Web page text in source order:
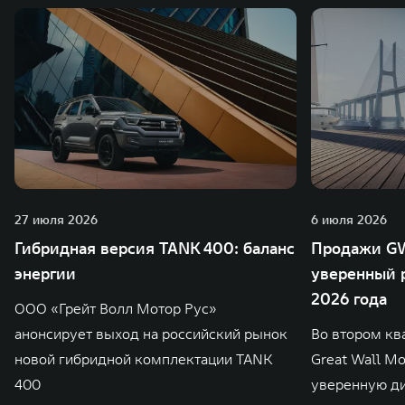
27 июля 2026
Гибридная версия TANK 400: баланс
энергии
ООО «Грейт Волл Мотор Рус»
анонсирует выход на российский рынок
новой гибридной комплектации TANK
400
6 июля 2026
Продажи
уверенный
2026 года
Во втором
Great Wall
уверенную